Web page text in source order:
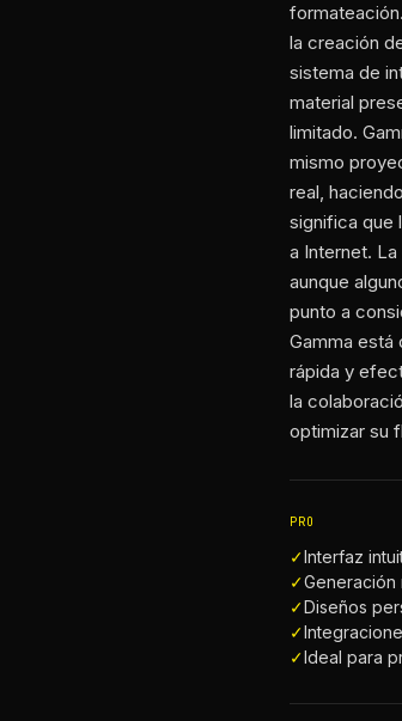
la creación
sistema de
material
limitado.
mismo
real,
significa que
a Internet.
aunque
punto a
Gamma está
rápida y
la
optimizar su
PRO
✓Interfaz
✓
✓Diseños
✓
✓Ideal para